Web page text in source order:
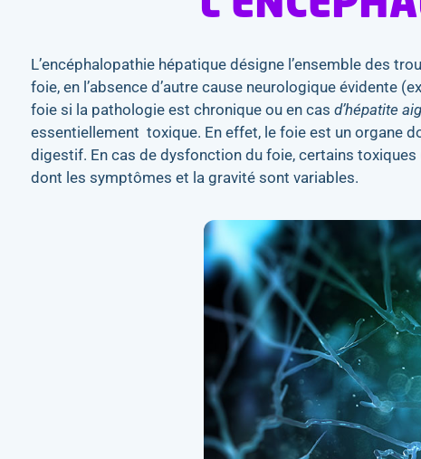
L’encéphalopathie hépatique désigne l’ensemble des
foie, en l’absence d’autre cause neurologique évidente
foie si la pathologie est chronique ou en cas d’hépatite
essentiellement toxique. En effet, le foie est un organe
digestif. En cas de dysfonction du foie, certains
dont les symptômes et la gravité sont variables.